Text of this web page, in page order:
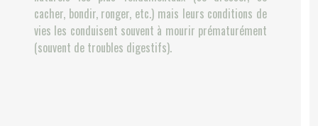
cacher, bondir, ronger, etc.) mais leurs conditions de
vies les conduisent souvent à mourir prématurément
(souvent de troubles digestifs).